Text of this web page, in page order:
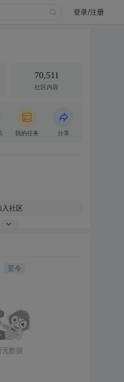
登录/注册
70,511
社区内容
我的任务 分享
入社区
至今
无数据